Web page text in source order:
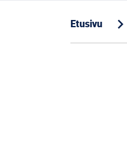
Etusivu chevron_right